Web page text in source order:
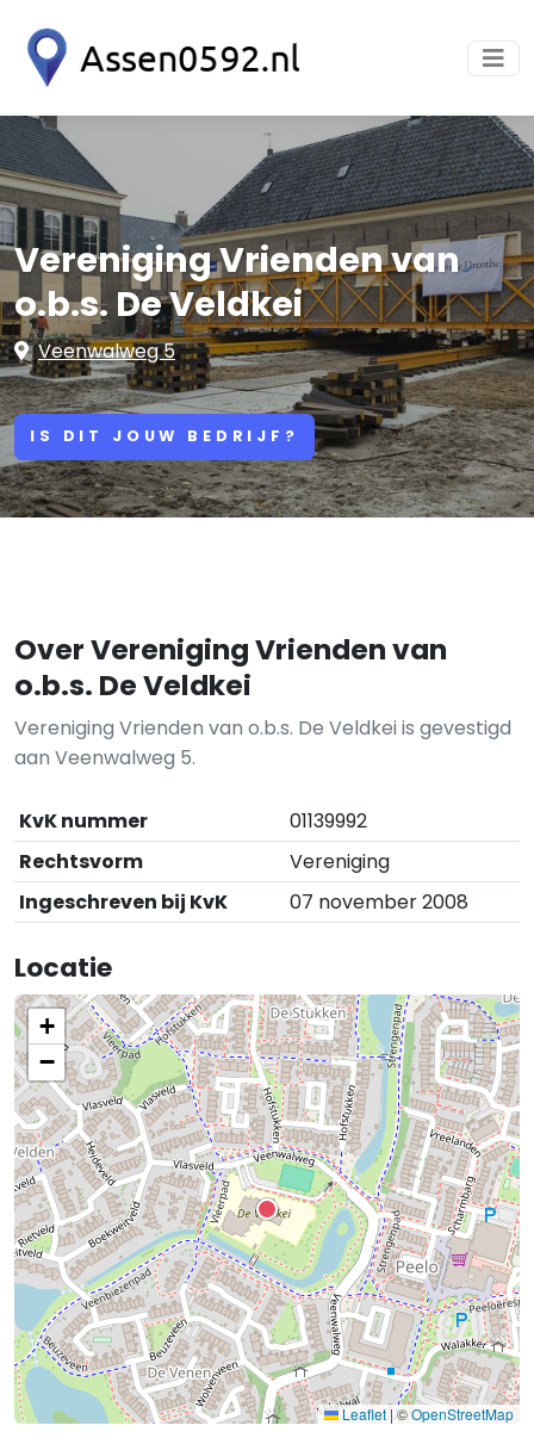
Vereniging Vrienden van
o.b.s. De Veldkei
Veenwalweg 5
IS DIT JOUW BEDRIJF?
Over Vereniging Vrienden van
o.b.s. De Veldkei
Vereniging Vrienden van o.b.s. De Veldkei is gevestigd
aan Veenwalweg 5.
KvK nummer
01139992
Rechtsvorm
Vereniging
Ingeschreven bij KvK
07 november 2008
Locatie
+
−
Leaflet |©OpenStreetMap